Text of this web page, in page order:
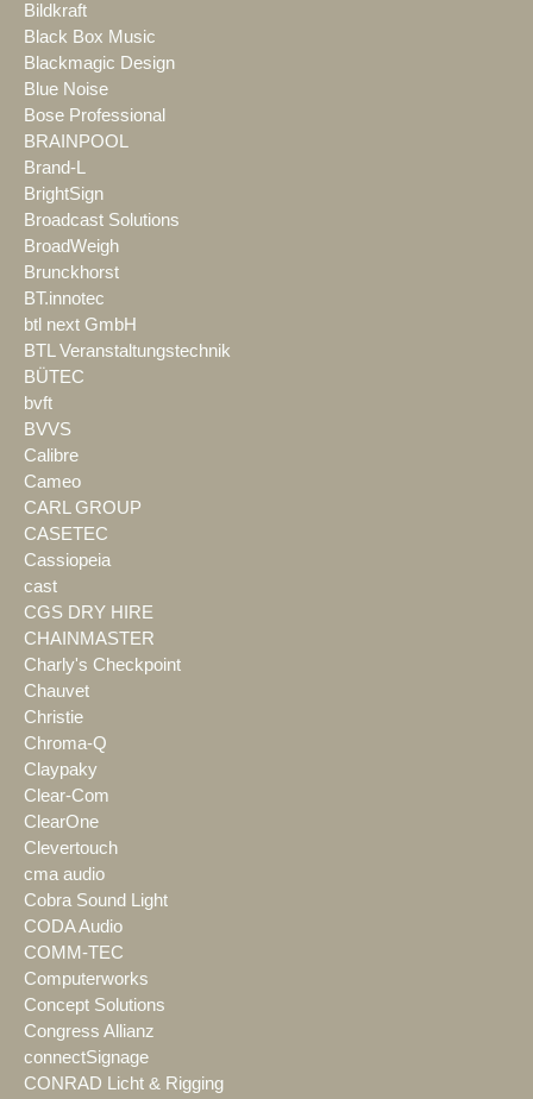
Bildkraft
Black Box Music
Blackmagic Design
Blue Noise
Bose Professional
BRAINPOOL
Brand-L
BrightSign
Broadcast Solutions
BroadWeigh
Brunckhorst
BT.innotec
btl next GmbH
BTL Veranstaltungstechnik
BÜTEC
bvft
BVVS
Calibre
Cameo
CARL GROUP
CASETEC
Cassiopeia
cast
CGS DRY HIRE
CHAINMASTER
Charly's Checkpoint
Chauvet
Christie
Chroma-Q
Claypaky
Clear-Com
ClearOne
Clevertouch
cma audio
Cobra Sound Light
CODA Audio
COMM-TEC
Computerworks
Concept Solutions
Congress Allianz
connectSignage
CONRAD Licht & Rigging